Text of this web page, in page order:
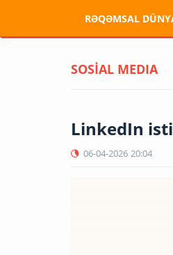
RƏQƏMSAL
SOSİAL MEDIA
LinkedIn
06-04-2026 20:04